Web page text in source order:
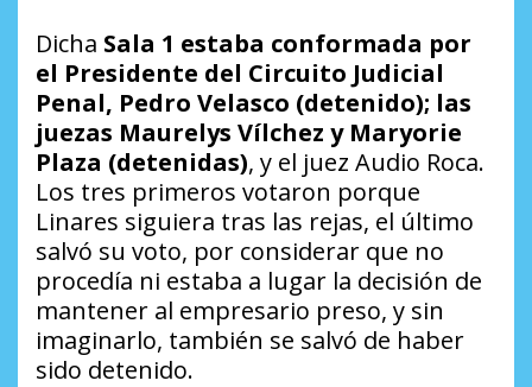
Dicha Sala 1 estaba conformada por
el Presidente del Circuito Judicial
Penal, Pedro Velasco (detenido); las
juezas Maurelys Vílchez y Maryorie
Plaza (detenidas), y el juez Audio Roca.
Los tres primeros votaron porque
Linares siguiera tras las rejas, el último
salvó su voto, por considerar que no
procedía ni estaba a lugar la decisión de
mantener al empresario preso, y sin
imaginarlo, también se salvó de haber
sido detenido.